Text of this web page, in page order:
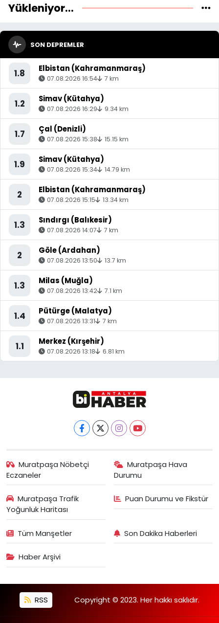
Yükleniyor...
SON DEPREMLER
1.8 Elbistan (Kahramanmaraş)
07.08.2026 16:54 7 km
1.2 Simav (Kütahya)
07.08.2026 16:29 9.34 km
1.7 Çal (Denizli)
07.08.2026 15:38 15.15 km
1.9 Simav (Kütahya)
07.08.2026 15:34 14.79 km
2 Elbistan (Kahramanmaraş)
07.08.2026 15:15 13.34 km
1.3 Sındırgı (Balıkesir)
07.08.2026 14:07 7 km
2 Göle (Ardahan)
07.08.2026 13:50 13.7 km
1.3 Milas (Muğla)
07.08.2026 13:42 7.1 km
1.4 Pütürge (Malatya)
07.08.2026 13:31 7 km
1.1 Merkez (Kırşehir)
07.08.2026 13:18 6.81 km
Muratpaşa Nöbetçi
Eczaneler
Muratpaşa Hava
Durumu
Muratpaşa Trafik
Yoğunluk Haritası
Puan Durumu ve Fikstür
Tüm Manşetler Son Dakika Haberleri
Haber Arşivi
RSS Copyright © 2023. Her hakkı saklıdır.